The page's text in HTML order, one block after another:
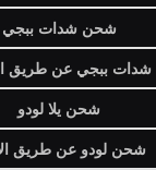
شحن شدات ببجي
شدات ببجي عن طريق
شحن يلا لودو
شحن لودو عن طريق